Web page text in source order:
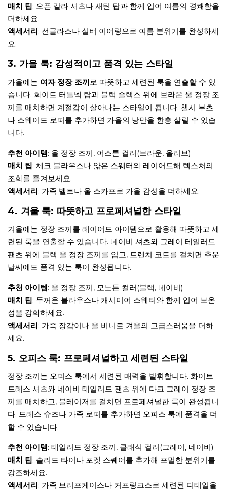
매치 팁: 오픈 칼라 셔츠나 새틴 탑과 함께 입어 여름의 경쾌함을
더하세요.
액세서리: 선글라스나 실버 이어링으로 여름 분위기를 완성하세
요.
3. 가을 룩: 감성적이고 품격 있는 스타일
가을에는 여자 정장 조끼로 따뜻하고 세련된 룩을 연출할 수 있
습니다. 화이트 터틀넥 탑과 블랙 슬랙스 위에 브라운 울 정장 조
끼를 매치하면 계절감이 살아나는 스타일이 됩니다. 첼시 부츠
나 스웨이드 로퍼를 추가하면 가을의 낭만을 한층 살릴 수 있습
니다.
추천 아이템: 울 정장 조끼, 어스톤 컬러(브라운, 올리브)
매치 팁: 체크 블라우스나 얇은 스웨터와 레이어드해 텍스처의
조화를 즐겨보세요.
액세서리: 가죽 벨트나 울 스카프로 가을 감성을 더하세요.
4. 겨울 룩: 따뜻하고 프로페셔널한 스타일
겨울에는 정장 조끼를 레이어드 아이템으로 활용해 따뜻하고 세
련된 룩을 연출할 수 있습니다. 네이비 셔츠와 그레이 테일러드
팬츠 위에 블랙 울 정장 조끼를 입고, 트렌치 코트를 걸치면 추운
날씨에도 품격 있는 룩이 완성됩니다.
추천 아이템: 울 정장 조끼, 모노톤 컬러(블랙, 네이비)
매치 팁: 두꺼운 블라우스나 캐시미어 스웨터와 함께 입어 보온
성을 강화하세요.
액세서리: 가죽 장갑이나 울 비니로 겨울의 고급스러움을 더하
세요.
5. 오피스 룩: 프로페셔널하고 세련된 스타일
정장 조끼는 오피스 룩에서 세련된 매력을 발휘합니다. 화이트
드레스 셔츠와 네이비 테일러드 팬츠 위에 다크 그레이 정장 조
끼를 매치하고, 블레이저를 걸치면 프로페셔널한 룩이 완성됩니
다. 드레스 슈즈나 가죽 로퍼를 추가하면 오피스 룩에 품격을 더
할 수 있습니다.
추천 아이템: 테일러드 정장 조끼, 클래식 컬러(그레이, 네이비)
매치 팁: 솔리드 타이나 포켓 스퀘어를 추가해 포멀한 분위기를
강조하세요.
액세서리: 가죽 브리프케이스나 커프링크스로 세련된 디테일을